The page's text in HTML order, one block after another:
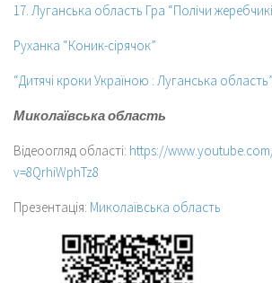
17. Луганська область Гра “Полічи
Руханка “Коник-сірячок”
“Дитячі кроки Україною : Луганська область”
Миколаївська область
Відеоогляд області: https://
v=8QrhiWphTz8
Презентація: Миколаївська область